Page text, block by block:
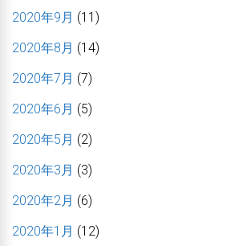
2020年9月 (11)
2020年8月 (14)
2020年7月 (7)
2020年6月 (5)
2020年5月 (2)
2020年3月 (3)
2020年2月 (6)
2020年1月 (12)